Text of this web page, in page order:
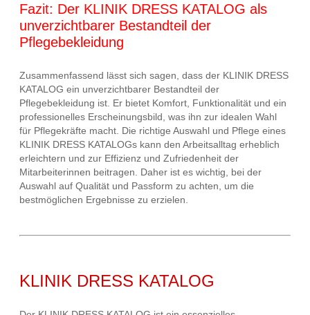
Fazit: Der KLINIK DRESS KATALOG als
unverzichtbarer Bestandteil der
Pflegebekleidung
Zusammenfassend lässt sich sagen, dass der KLINIK DRESS
KATALOG ein unverzichtbarer Bestandteil der
Pflegebekleidung ist. Er bietet Komfort, Funktionalität und ein
professionelles Erscheinungsbild, was ihn zur idealen Wahl
für Pflegekräfte macht. Die richtige Auswahl und Pflege eines
KLINIK DRESS KATALOGs kann den Arbeitsalltag erheblich
erleichtern und zur Effizienz und Zufriedenheit der
Mitarbeiterinnen beitragen. Daher ist es wichtig, bei der
Auswahl auf Qualität und Passform zu achten, um die
bestmöglichen Ergebnisse zu erzielen.
KLINIK DRESS KATALOG